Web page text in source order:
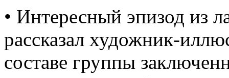
• Интересный эпизод из
рассказал художник-
составе группы